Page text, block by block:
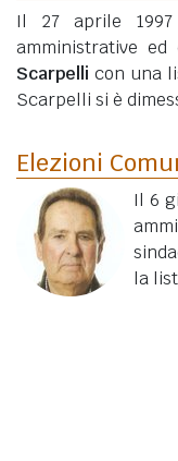
Il 27 aprile
amministrative
Scarpelli con una
Scarpelli si è
Elezioni
Il 6
la